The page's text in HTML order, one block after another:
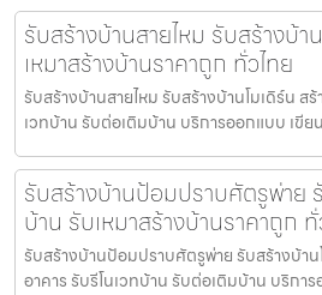
รับสร้างบ้านสายไหม รับสร้างบ้
เหมาสร้างบ้านราคาถูก ทั่วไทย
รับสร้างบ้านสายไหม รับสร้างบ้านโมเดิร์น ส
เวทบ้าน รับต่อเติมบ้าน บริการออกแบบ เขี
รับสร้างบ้านป้อมปราบศัตรูพ่าย
บ้าน รับเหมาสร้างบ้านราคาถูก
รับสร้างบ้านป้อมปราบศัตรูพ่าย รับสร้างบ้าน
อาคาร รับรีโนเวทบ้าน รับต่อเติมบ้าน บริกา